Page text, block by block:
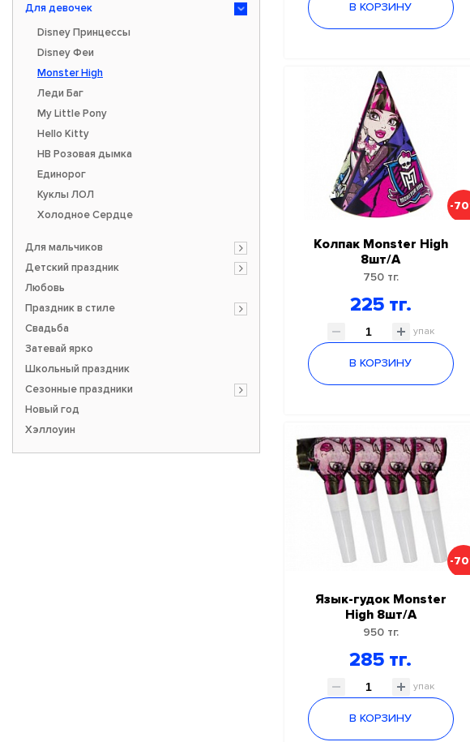
Для девочек
Disney Принцессы
Disney Феи
Monster High
Леди Баг
My Little Pony
Hello Kitty
HB Розовая дымка
Единорог
Куклы ЛОЛ
Холодное Сердце
Для мальчиков
Детский праздник
Любовь
Праздник в стиле
Свадьба
Затевай ярко
Школьный праздник
Сезонные праздники
Новый год
Хэллоуин
В КОРЗИНУ
-
Колпак Monster High
8шт/А
750 тг.
225 тг.
упак
В КОРЗИНУ
-
Язык-гудок Monster
High 8шт/А
950 тг.
285 тг.
упак
В КОРЗИНУ